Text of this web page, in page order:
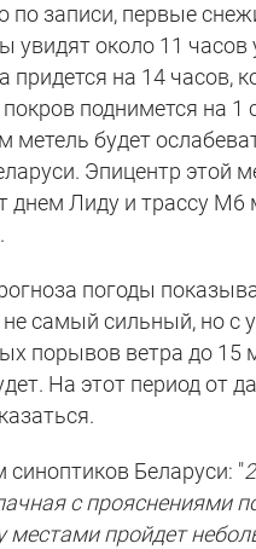
по записи, первые
увидят около 11 часов
придется на 14 часов,
поднимется на 1
метель будет
Эпицентр этой
днем Лиду и трассу
погоды
не самый сильный, но с
порывов ветра до 15
На этот период от
синоптиков Беларуси: "
с прояснениями
местами пройдет